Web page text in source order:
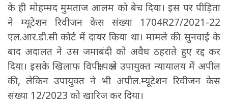
के ही मोहम्मद मुमताज आलम को बेच दिया। इस पर पीड़िता
ने म्यूटेशन रिवीजन केस संख्या 1704R27/2021-22
एल.आर.डी.सी कोर्ट में दायर किया था। मामले की सुनवाई के
बाद अदालत ने उस जमाबंदी को अवैध ठहराते हुए रद्द कर
दिया। इसके खिलाफ विपक्षी पक्ष ने उपायुक्त न्यायालय में अपील
की, लेकिन उपायुक्त ने भी अपील.म्यूटेशन रिवीजन केस
संख्या 12/2023 को खारिज कर दिया।